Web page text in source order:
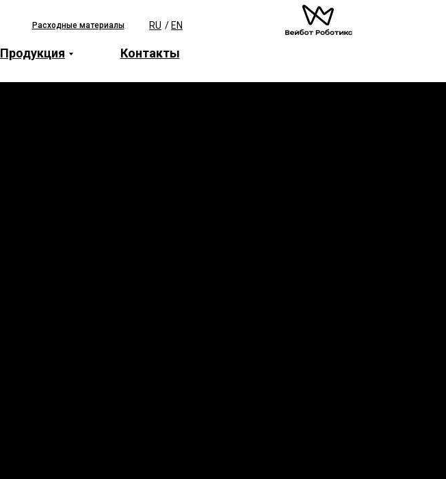
Расходные материалы EN
RU /
Продукция Контакты